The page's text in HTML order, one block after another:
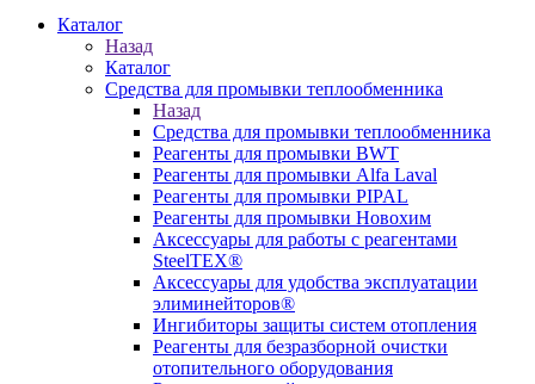
Каталог
Назад
Каталог
Средства для промывки теплообменника
Назад
Средства для промывки теплообменника
Реагенты для промывки BWT
Реагенты для промывки Alfa Laval
Реагенты для промывки PIPAL
Реагенты для промывки Новохим
Аксессуары для работы с реагентами
SteelTEX®
Аксессуары для удобства эксплуатации
элиминейторов®
Ингибиторы защиты систем отопления
Реагенты для безразборной очистки
отопительного оборудования